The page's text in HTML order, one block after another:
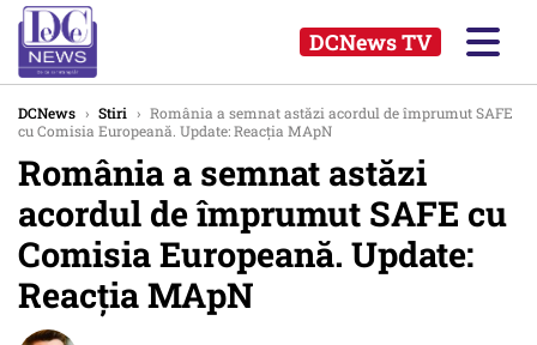
DCNews TV
DCNews › Stiri › România a semnat astăzi acordul de împrumut SAFE
cu Comisia Europeană. Update: Reacția MApN
România a semnat astăzi
acordul de împrumut SAFE cu
Comisia Europeană. Update:
Reacția MApN